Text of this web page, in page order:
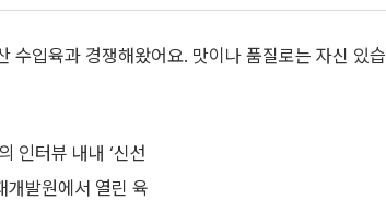
수입육과 경쟁해왔어요. 맛이나 품질로는 자신 있습
인터뷰 내내 ‘신선
개발원에서 열린 육